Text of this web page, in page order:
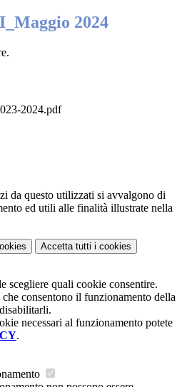
2024
2024.pdf
da questo utilizzati si avvalgono di
ed utili alle finalità illustrate nella
Accetta tutti i cookies
scegliere quali cookie consentire.
consentono il funzionamento della
necessari al funzionamento potete
.